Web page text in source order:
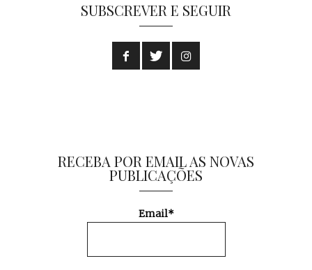
SUBSCREVER E SEGUIR
RECEBA POR EMAIL AS NOVAS
PUBLICAÇÕES
Email*